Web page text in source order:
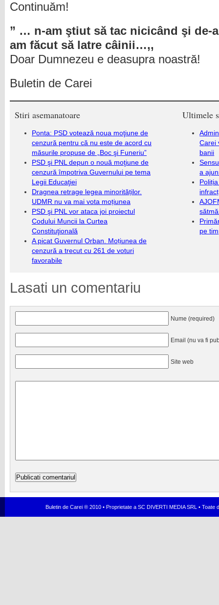
Continuăm!
” … n-am ştiut să tac nicicând şi de-
am făcut să latre câinii…,,
Doar Dumnezeu e deasupra noastră!
Buletin de Carei
Stiri asemanatoare
Ponta: PSD votează noua moţiune de
cenzură pentru că nu este de acord cu
măsurile propuse de „Boc şi Funeriu”
PSD şi PNL depun o nouă moţiune de
cenzură împotriva Guvernului pe tema
Legii Educaţiei
Dragnea retrage legea minorităților.
UDMR nu va mai vota moțiunea
PSD şi PNL vor ataca joi proiectul
Codului Muncii la Curtea
Constituţională
A picat Guvernul Orban. Moțiunea de
cenzură a trecut cu 261 de voturi
favorabile
Ultimele
Carei
banii
a
pe
Lasati un comentariu
Nume (required)
Email (nu va fi
Site web
Buletin de Carei ® 2010 • Proprietate a SC DIVERTI MEDIA SRL •